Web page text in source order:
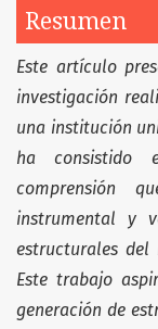
Resumen
Este artículo
investigación
una institución
ha consistido
comprensión
instrumental y
estructurales del
Este trabajo
generación de